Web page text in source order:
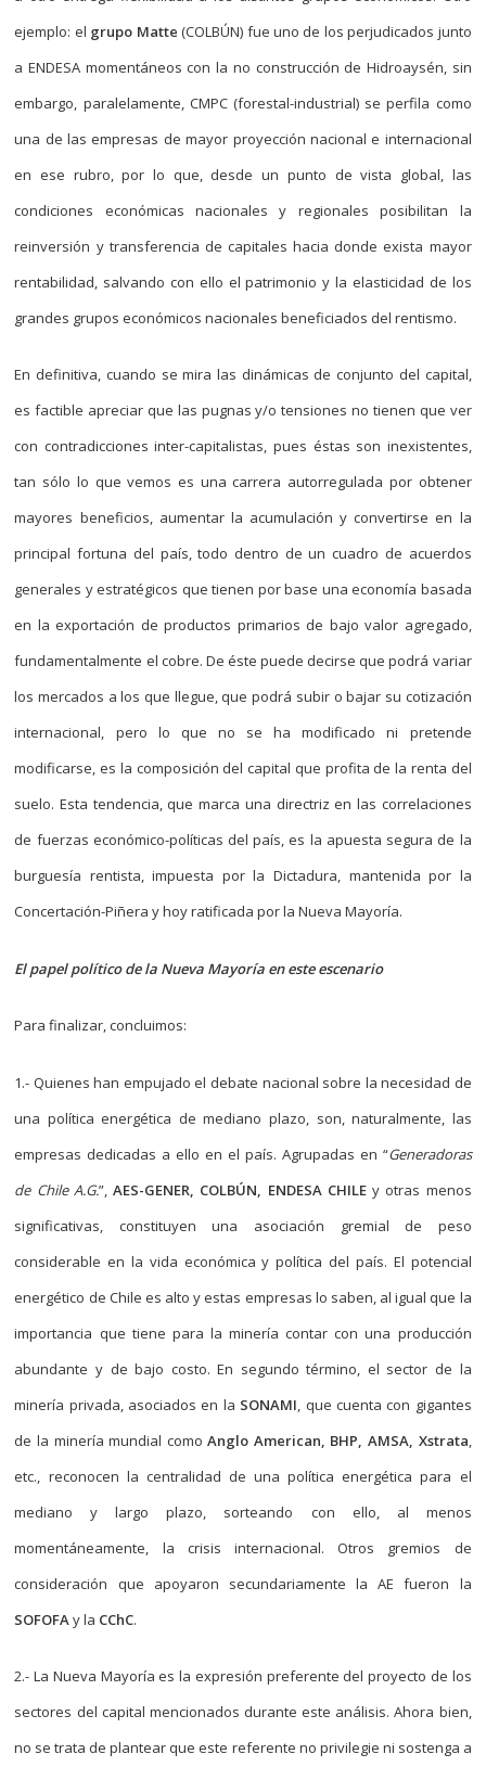
ejemplo: el grupo Matte (COLBÚN) fue uno de los perjudicados junto
a ENDESA momentáneos con la no construcción de Hidroaysén, sin
embargo, paralelamente, CMPC (forestal-industrial) se perfila como
una de las empresas de mayor proyección nacional e internacional
en ese rubro, por lo que, desde un punto de vista global, las
condiciones económicas nacionales y regionales posibilitan la
reinversión y transferencia de capitales hacia donde exista mayor
rentabilidad, salvando con ello el patrimonio y la elasticidad de los
grandes grupos económicos nacionales beneficiados del rentismo.
En definitiva, cuando se mira las dinámicas de conjunto del capital,
es factible apreciar que las pugnas y/o tensiones no tienen que ver
con contradicciones inter-capitalistas, pues éstas son inexistentes,
tan sólo lo que vemos es una carrera autorregulada por obtener
mayores beneficios, aumentar la acumulación y convertirse en la
principal fortuna del país, todo dentro de un cuadro de acuerdos
generales y estratégicos que tienen por base una economía basada
en la exportación de productos primarios de bajo valor agregado,
fundamentalmente el cobre. De éste puede decirse que podrá variar
los mercados a los que llegue, que podrá subir o bajar su cotización
internacional, pero lo que no se ha modificado ni pretende
modificarse, es la composición del capital que profita de la renta del
suelo. Esta tendencia, que marca una directriz en las correlaciones
de fuerzas económico-políticas del país, es la apuesta segura de la
burguesía rentista, impuesta por la Dictadura, mantenida por la
Concertación-Piñera y hoy ratificada por la Nueva Mayoría.
El papel político de la Nueva Mayoría en este escenario
Para finalizar, concluimos:
1.- Quienes han empujado el debate nacional sobre la necesidad de
una política energética de mediano plazo, son, naturalmente, las
empresas dedicadas a ello en el país. Agrupadas en “Generadoras
de Chile A.G.”,AES-GENER, COLBÚN, ENDESA CHILEy otras menos
significativas, constituyen una asociación gremial de peso
considerable en la vida económica y política del país. El potencial
energético de Chile es alto y estas empresas lo saben, al igual que la
importancia que tiene para la minería contar con una producción
abundante y de bajo costo. En segundo término, el sector de la
minería privada, asociados en la SONAMI , que cuenta con gigantes
de la minería mundial comoAnglo American, BHP, AMSA, Xstrata
etc., reconocen la centralidad de una política energética para el
mediano y largo plazo, sorteando con ello, al menos
momentáneamente, la crisis internacional. Otros gremios de
consideración que apoyaron secundariamente la AE fueron la
SOFOFA y la CChC.
2.- La Nueva Mayoría es la expresión preferente del proyecto de los
sectores del capital mencionados durante este análisis. Ahora bien,
no se trata de plantear que este referente no privilegie ni sostenga a